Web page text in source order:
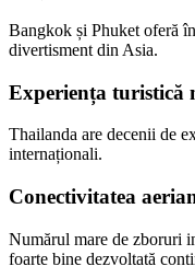
Bangkok și Phuket oferă
divertisment din Asia.
Experiența turistică
Thailanda are decenii de
internaționali.
Conectivitatea
Numărul mare de zboruri
foarte bine dezvoltată